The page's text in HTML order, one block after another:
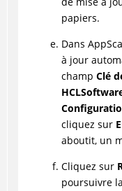
papiers.
Dans
à jour
champ Clé
cliquez sur
aboutit, un
Cliquez sur
poursuivre